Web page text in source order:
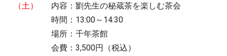
（土）
内容：劉先生の秘蔵茶を楽しむ茶会
時間：13:00～14:30
場所：千年茶館
会費：3,500円（税込）